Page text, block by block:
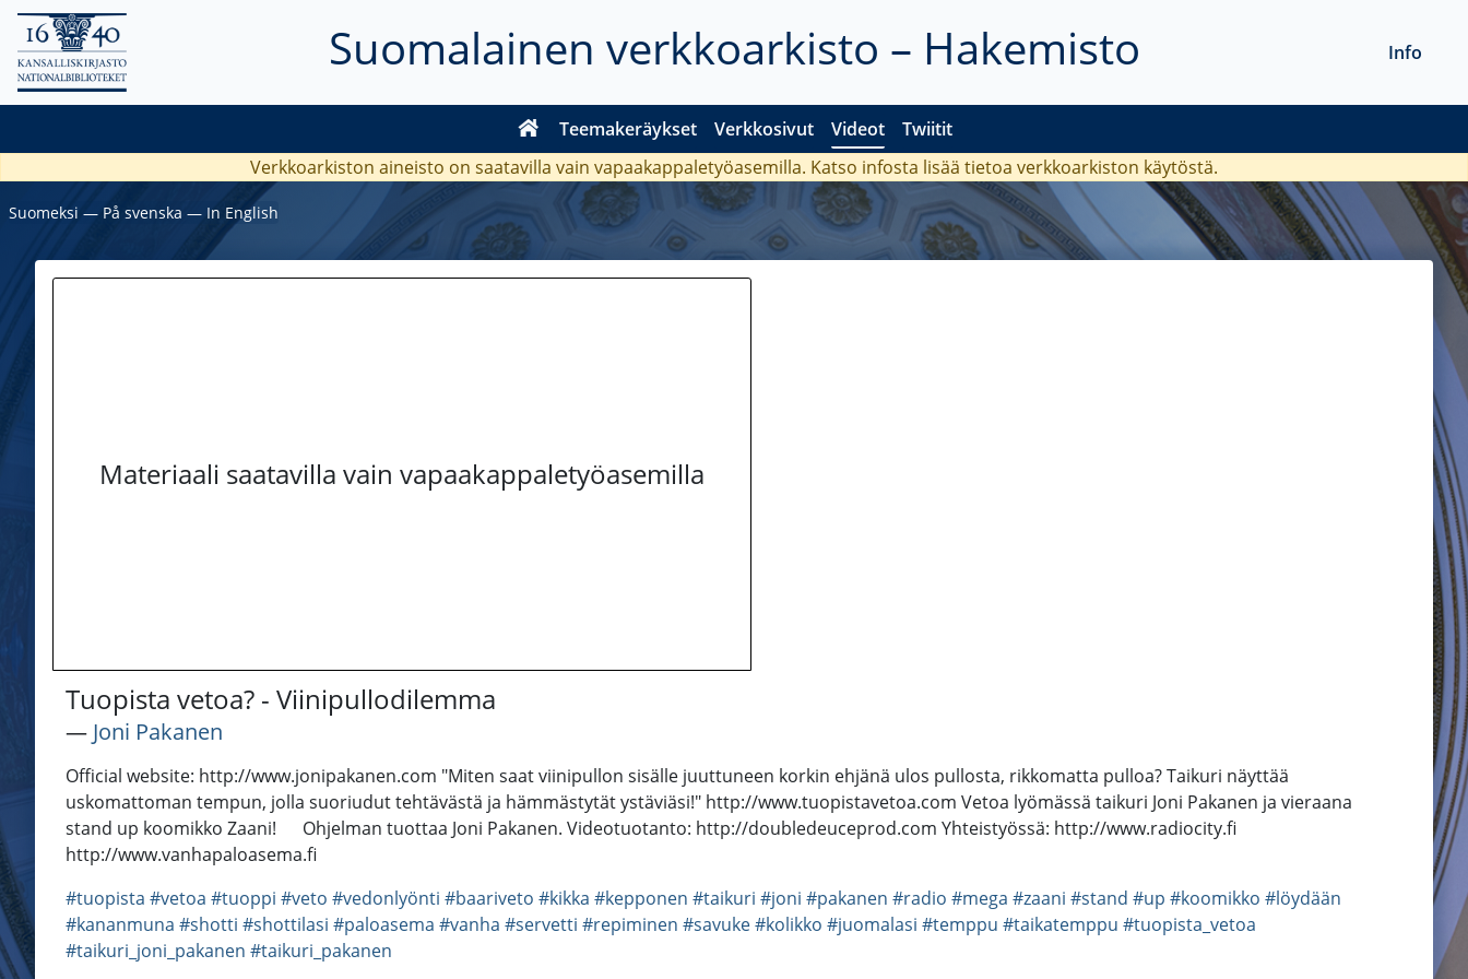
Suomalainen verkkoarkisto – Hakemisto
Teemakeräykset Verkkosivut Videot Twiitit
Info
Verkkoarkiston aineisto on saatavilla vain vapaakappaletyöasemilla. Katso infosta lisää tietoa verkkoarkiston käytöstä.
Suomeksi ― På svenska ― In English
Materiaali saatavilla vain vapaakappaletyöasemilla
Tuopista vetoa? - Viinipullodilemma
― Joni Pakanen
Official website: http://www.jonipakanen.com "Miten saat viinipullon sisälle juuttuneen korkin ehjänä ulos pullosta, rikkomatta pulloa? Taikuri näyttää
uskomattoman tempun, jolla suoriudut tehtävästä ja hämmästytät ystäviäsi!" http://www.tuopistavetoa.com Vetoa lyömässä taikuri Joni Pakanen ja vieraana
stand up koomikko Zaani! Ohjelman tuottaa Joni Pakanen. Videotuotanto: http://doubledeuceprod.com Yhteistyössä: http://www.radiocity.fi
http://www.vanhapaloasema.fi
#tuopista #vetoa #tuoppi #veto #vedonlyönti #baariveto #kikka #kepponen #taikuri #joni #pakanen #radio #mega #zaani #stand #up #koomikko #löydään
#kananmuna #shotti #shottilasi #paloasema #vanha #servetti #repiminen #savuke#kolikko #juomalasi #temppu #taikatemppu #tuopista_vetoa
#taikuri_joni_pakanen #taikuri_pakanen